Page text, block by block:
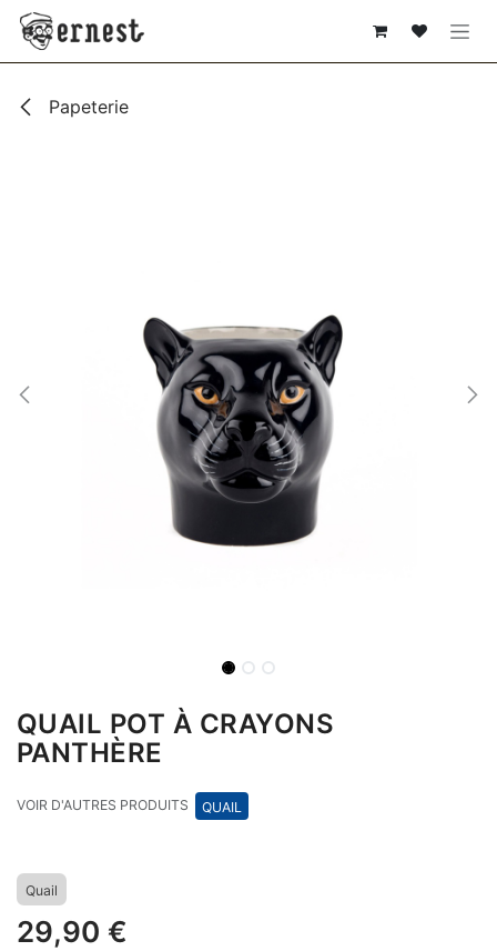
SE RENDRE AU CONTENU
Papeterie
QUAIL POT À CRAYONS
PANTHÈRE
VOIR D'AUTRES PRODUITS QUAIL
Quail
29,90 €